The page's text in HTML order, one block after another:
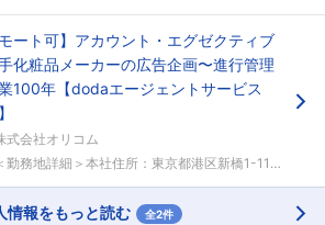
モート可】アカウント・エグゼクティブ
化粧品メーカーの広告企画〜進行管理
100年【dodaエージェントサービス
式会社オリコム
勤務地詳細＞本社住所：東京都港区新橋1-11-7...
情報をもっと読む 全2件